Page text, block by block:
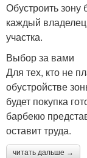
Обустроить зону
каждый
участка.
Выбор за вами
Для тех, кто не
обустройстве
будет покупка
барбекю
оставит труда.
читать дальше →